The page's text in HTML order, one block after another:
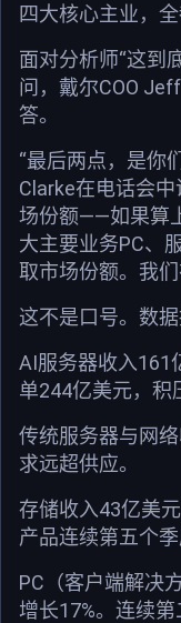
四大核心主业，
面对分析师“这到
问，戴尔COO
答。
“最后两点，是你
Clarke在电话会
场份额——如果算
大主要业务PC、
取市场份额。我们
这不是口号。数
AI服务器收入161
单244亿美元，积
传统服务器与网
求远超供应。
存储收入43亿美
产品连续第五个
PC（客户端解决
增长17%。连续